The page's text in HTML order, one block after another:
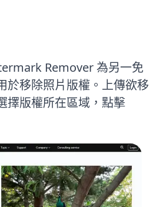
Remover 為另一免
於移除照片版權。上傳欲移
擇版權所在區域，點擊